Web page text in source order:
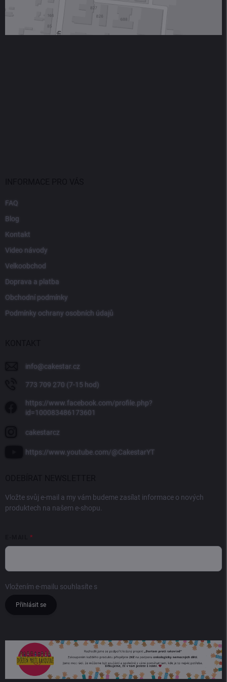
FAQ
Blog
Kontakt
Video návody
Velkoobchod
Doprava a platba
Obchodní podmínky
Podmínky ochrany osobních údajů
info@cakestar.cz
773 709 270 (7-15 hod)
https://www.facebook.com/profile.php?
id=100083486173601
cakestarcz
https://www.youtube.com/@CakestarYT
Vložte svůj e-mail a my vám budeme zasílat informace o nových
produktech na našem e-shopu.
Vložením e-mailu souhlasíte s
Přihlásit se